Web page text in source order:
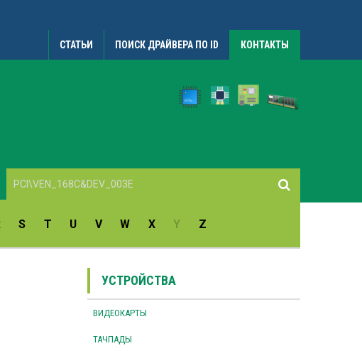
СТАТЬИ ПОИСК ДРАЙВЕРА ПО ID КОНТАКТЫ
S T U V W X Y Z
УСТРОЙСТВА
ВИДЕОКАРТЫ
ТАЧПАДЫ